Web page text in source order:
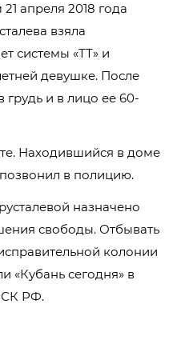
апреля 2018 года
взяла
системы «ТТ» и
девушке. После
грудь и в лицо ее 60-
Находившийся в доме
в полицию.
назначено
свободы. Отбывать
колонии
«Кубань сегодня» в
СК РФ.